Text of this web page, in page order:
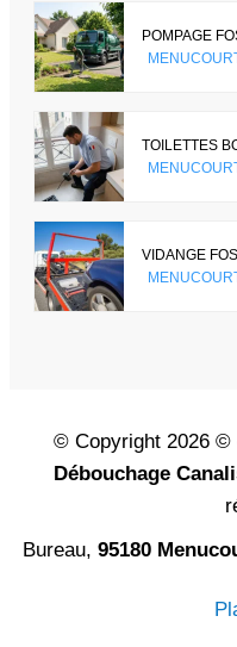
POMPAGE
TOILETTES
VIDANGE
© Copyright 2026 ©
Débouchage
Bureau, 95180